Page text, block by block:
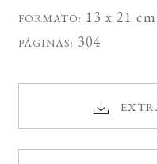
FORMATO: 13 x 21 cm
PÁGINAS: 304